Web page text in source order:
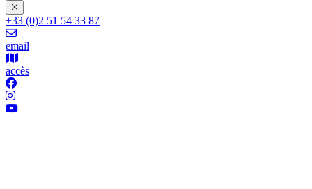
+33 (0)2 51 54 33 87
email
accès